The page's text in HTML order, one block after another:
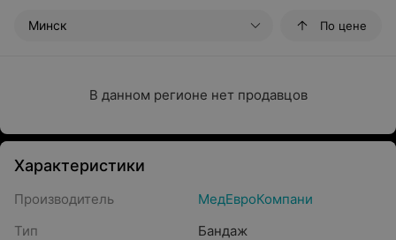
Минск По цене
В данном регионе нет продавцов
Характеристики
Производитель
МедЕвроКомпани
Тип
Бандаж